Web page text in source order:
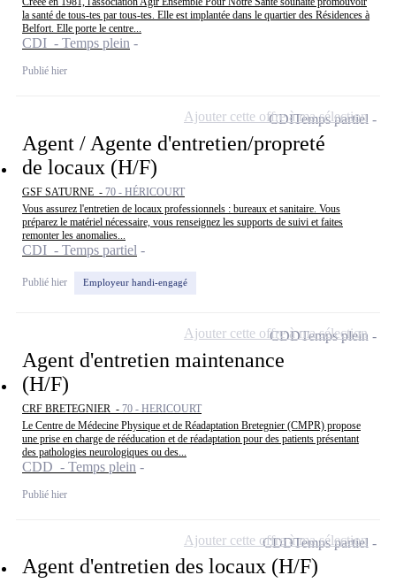
la santé de tous-tes par tous-tes. Elle est implantée dans le quartier des Résidences à
Belfort. Elle porte le centre...
CDI - Temps plein
Publié hier
Agent / Agente d'entretien/propreté
de locaux (H/F)
GSF SATURNE - 70 - HÉRICOURT
Vous assurez l'entretien de locaux professionnels : bureaux et sanitaire. Vous
préparez le matériel nécessaire, vous renseignez les supports de suivi et faites
remonter les anomalies...
CDI - Temps partiel
Publié hier Employeur handi-engagé
CDITemps partiel
Ajouter cette offre à ma sélection
Agent d'entretien maintenance
(H/F)
CRF BRETEGNIER - 70 - HERICOURT
Le Centre de Médecine Physique et de Réadaptation Bretegnier (CMPR) propose
une prise en charge de rééducation et de réadaptation pour des patients présentant
des pathologies neurologiques ou des...
CDD - Temps plein
Publié hier
CDDTemps plein
Ajouter cette offre à ma sélection
Agent d'entretien des locaux (H/F)
CDDTemps partiel
Ajouter cette offre à ma sélection